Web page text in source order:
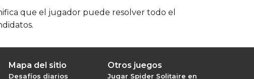
que el jugador puede resolver todo el
Mapa del sitio
Desafíos diarios
Otros juegos
Jugar Spider Solitaire en